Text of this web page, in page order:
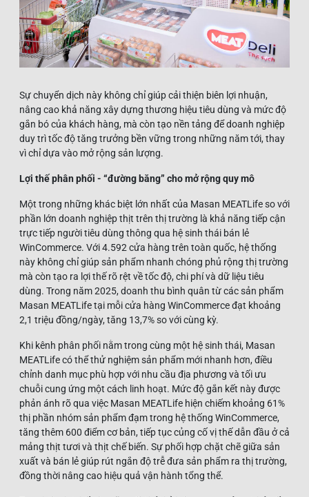
Sự chuyển dịch này không chỉ giúp cải thiện biên lợi nhuận,
nâng cao khả năng xây dựng thương hiệu tiêu dùng và mức độ
gắn bó của khách hàng, mà còn tạo nền tảng để doanh nghiệp
duy trì tốc độ tăng trưởng bền vững trong những năm tới, thay
vì chỉ dựa vào mở rộng sản lượng.
Lợi thế phân phối - “đường băng” cho mở rộng quy mô
Một trong những khác biệt lớn nhất của Masan MEATLife so với
phần lớn doanh nghiệp thịt trên thị trường là khả năng tiếp cận
trực tiếp người tiêu dùng thông qua hệ sinh thái bán lẻ
WinCommerce. Với 4.592 cửa hàng trên toàn quốc, hệ thống
này không chỉ giúp sản phẩm nhanh chóng phủ rộng thị trường
mà còn tạo ra lợi thế rõ rệt về tốc độ, chi phí và dữ liệu tiêu
dùng. Trong năm 2025, doanh thu bình quân từ các sản phẩm
Masan MEATLife tại mỗi cửa hàng WinCommerce đạt khoảng
2,1 triệu đồng/ngày, tăng 13,7% so với cùng kỳ.
Khi kênh phân phối nằm trong cùng một hệ sinh thái, Masan
MEATLife có thể thử nghiệm sản phẩm mới nhanh hơn, điều
chỉnh danh mục phù hợp với nhu cầu địa phương và tối ưu
chuỗi cung ứng một cách linh hoạt. Mức độ gắn kết này được
phản ánh rõ qua việc Masan MEATLife hiện chiếm khoảng 61%
thị phần nhóm sản phẩm đạm trong hệ thống WinCommerce,
tăng thêm 600 điểm cơ bản, tiếp tục củng cố vị thế dẫn đầu ở cả
mảng thịt tươi và thịt chế biến. Sự phối hợp chặt chẽ giữa sản
xuất và bán lẻ giúp rút ngắn độ trễ đưa sản phẩm ra thị trường,
đồng thời nâng cao hiệu quả vận hành tổng thể.